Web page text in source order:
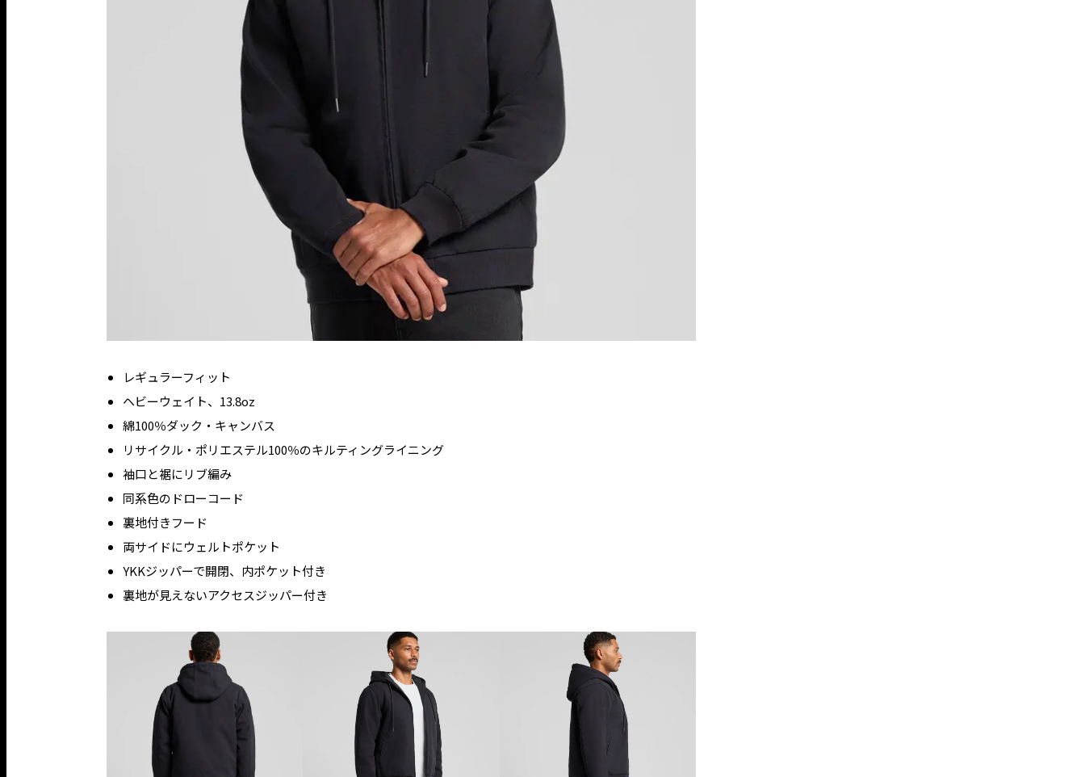
レギュラーフィット
ヘビーウェイト、13.8oz
綿100％ダック・キャンバス
リサイクル・ポリエステル100％のキルティングライニング
袖口と裾にリブ編み
同系色のドローコード
裏地付きフード
両サイドにウェルトポケット
YKKジッパーで開閉、内ポケット付き
裏地が見えないアクセスジッパー付き